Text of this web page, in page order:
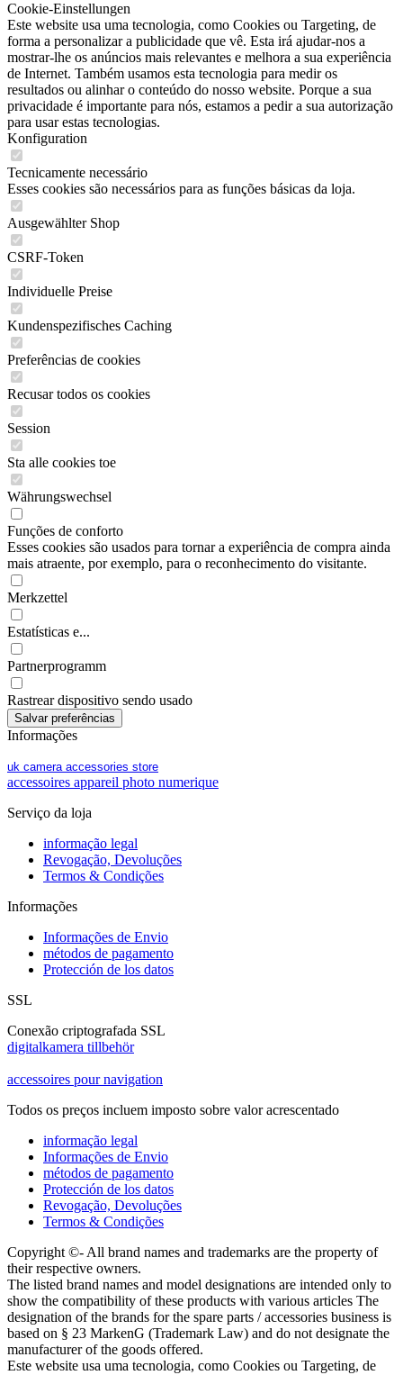
Cookie-Einstellungen
Este website usa uma tecnologia, como Cookies ou Targeting, de
forma a personalizar a publicidade que vê. Esta irá ajudar-nos a
mostrar-lhe os anúncios mais relevantes e melhora a sua experiência
de Internet. Também usamos esta tecnologia para medir os
resultados ou alinhar o conteúdo do nosso website. Porque a sua
privacidade é importante para nós, estamos a pedir a sua autorização
para usar estas tecnologias.
Konfiguration
Tecnicamente necessário
Esses cookies são necessários para as funções básicas da loja.
Ausgewählter Shop
CSRF-Token
Individuelle Preise
Kundenspezifisches Caching
Preferências de cookies
Recusar todos os cookies
Session
Sta alle cookies toe
Währungswechsel
Funções de conforto
Esses cookies são usados para tornar a experiência de compra ainda
mais atraente, por exemplo, para o reconhecimento do visitante.
Merkzettel
Estatísticas e...
Partnerprogramm
Rastrear dispositivo sendo usado
Informações
uk camera accessories store
accessoires appareil photo numerique
Serviço da loja
informação legal
Revogação, Devoluções
Termos & Condições
Informações
Informações de Envio
métodos de pagamento
Protección de los datos
SSL
Conexão criptografada SSL
digitalkamera tillbehör
accessoires pour navigation
Todos os preços incluem imposto sobre valor acrescentado
informação legal
Informações de Envio
métodos de pagamento
Protección de los datos
Revogação, Devoluções
Termos & Condições
Copyright ©- All brand names and trademarks are the property of
their respective owners.
The listed brand names and model designations are intended only to
show the compatibility of these products with various articles The
designation of the brands for the spare parts / accessories business is
based on § 23 MarkenG (Trademark Law) and do not designate the
manufacturer of the goods offered.
Este website usa uma tecnologia, como Cookies ou Targeting, de